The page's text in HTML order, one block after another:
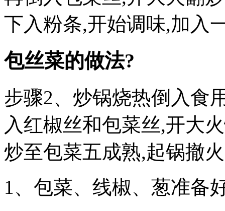
下入粉条,开始调味,加入
包丝菜的做法?
步骤2、炒锅烧热倒入食
入红椒丝和包菜丝,开大
炒至包菜五成熟,起锅撤
1、包菜、线椒、葱准备